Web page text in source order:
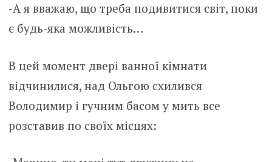
-А я вважаю, що треба подивитися світ, поки
є будь-яка можливість…
В цей момент двері ванної кімнати
відчинилися, над Ольгою схилився
Володимир і гучним басом у мить все
розставив по своїх місцях: